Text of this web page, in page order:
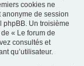
cookies ne
anonyme de session
phpBB. Un troisième
« Le forum de
consultés et
qu’utilisateur.